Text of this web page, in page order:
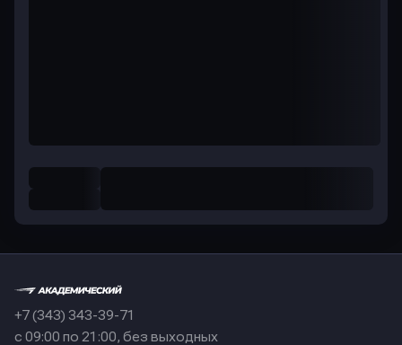
+7 (343) 343-39-71
с 09:00 по 21:00, без выходных